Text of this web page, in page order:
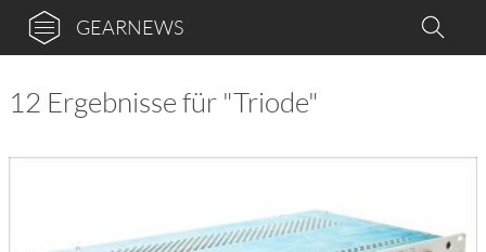
GEARNEWS
12 Ergebnisse für "Triode"